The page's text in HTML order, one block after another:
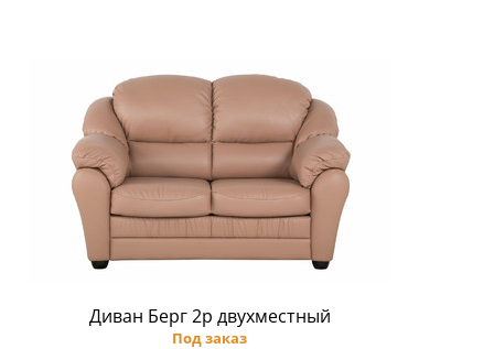
Диван Берг 2р двухместный
Под заказ